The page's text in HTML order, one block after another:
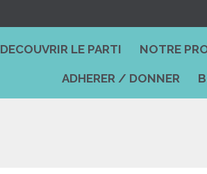
DECOUVRIR LE PARTI NOTRE
ADHERER / DONNER